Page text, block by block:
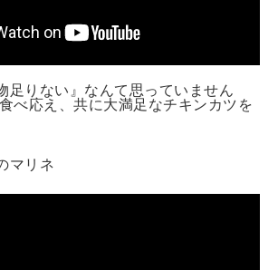
足りない』なんて思っていません
応え、共に大満足なチキンカツを
マリネ